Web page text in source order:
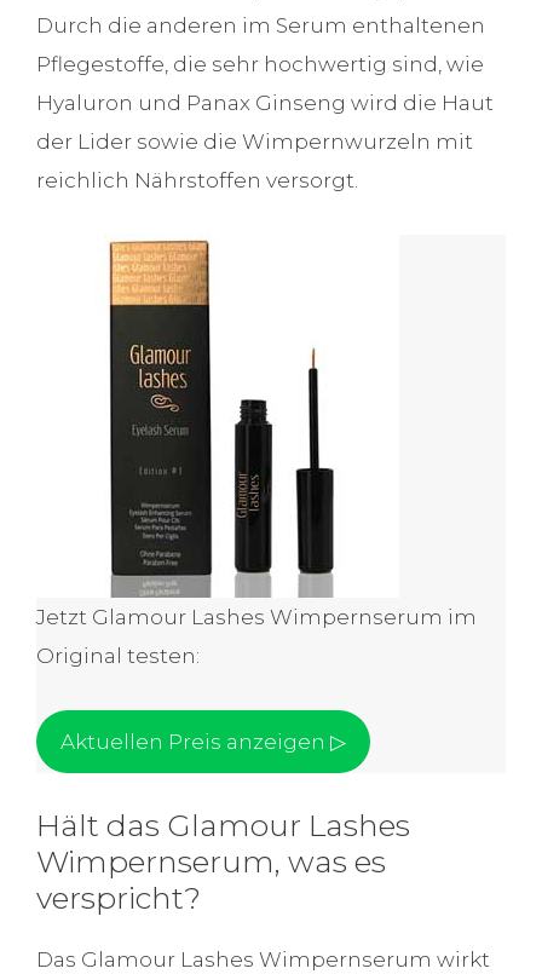
Durch die anderen im Serum enthaltenen
Pflegestoffe, die sehr hochwertig sind, wie
Hyaluron und Panax Ginseng wird die Haut
der Lider sowie die Wimpernwurzeln mit
reichlich Nährstoffen versorgt.
Jetzt Glamour Lashes Wimpernserum im
Original testen:
Aktuellen Preis anzeigen ▷
Hält das Glamour Lashes
Wimpernserum, was es
verspricht?
Das Glamour Lashes Wimpernserum wirkt